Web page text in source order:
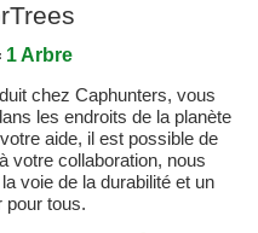
1 Arbre
chez Caphunters, vous
les endroits de la planète
aide, il est possible de
votre collaboration, nous
voie de la durabilité et un
pour tous.